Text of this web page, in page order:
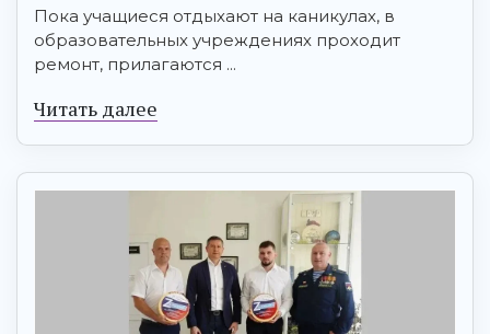
Пока учащиеся отдыхают на каникулах, в
образовательных учреждениях проходит
ремонт, прилагаются ...
Читать далее